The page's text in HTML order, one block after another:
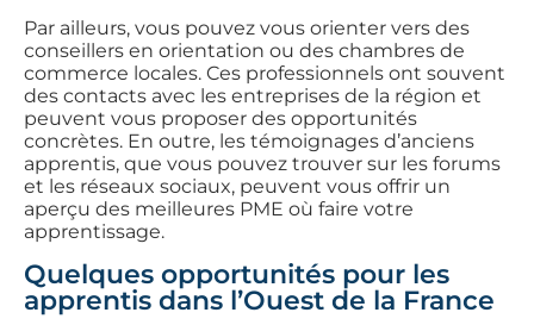
Par ailleurs, vous pouvez vous orienter vers des
conseillers en orientation ou des chambres de
commerce locales. Ces professionnels ont souvent
des contacts avec les entreprises de la région et
peuvent vous proposer des opportunités
concrètes. En outre, les témoignages d’anciens
apprentis, que vous pouvez trouver sur les forums
et les réseaux sociaux, peuvent vous offrir un
aperçu des meilleures PME où faire votre
apprentissage.
Quelques opportunités pour les
apprentis dans l’Ouest de la France